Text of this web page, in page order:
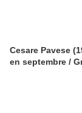
Cesare Pavese
en septembre /